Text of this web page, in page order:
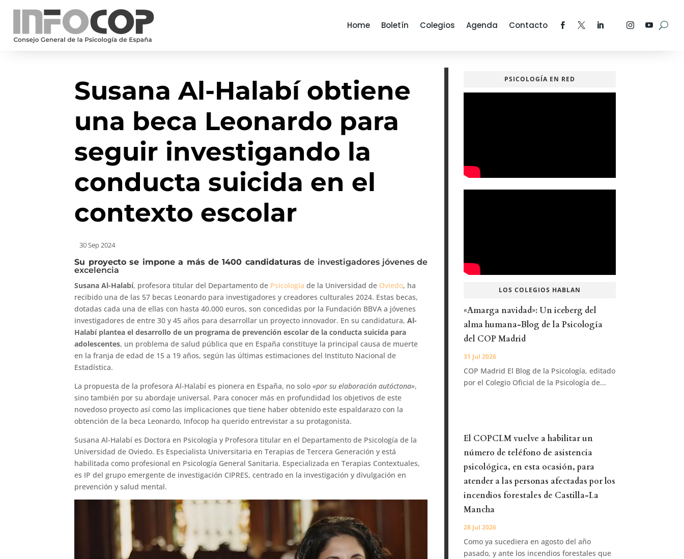
Home Boletín Colegios Agenda Contacto
Susana Al-Halabí obtiene
una beca Leonardo para
seguir investigando la
conducta suicida en el
contexto escolar
30 Sep 2024
Su proyecto se impone a más de 1400 candidaturas de investigadores jóvenes de
excelencia
Susana Al-Halabí, profesora titular del Departamento de Psicología de la Universidad de Oviedo, ha
recibido una de las 57 becas Leonardo para investigadores y creadores culturales 2024. Estas becas,
dotadas cada una de ellas con hasta 40.000 euros, son concedidas por la Fundación BBVA a jóvenes
investigadores de entre 30 y 45 años para desarrollar un proyecto innovador. En su candidatura,Al-
Halabí plantea el desarrollo de un programa de prevención escolar de la conducta suicida para
adolescentes, un problema de salud pública que en España constituye la principal causa de muerte
en la franja de edad de 15 a 19 años, según las últimas estimaciones del Instituto Nacional de
Estadística.
La propuesta de la profesora Al-Halabí es pionera en España, no solo«por su elaboración autóctona»,
sino también por su abordaje universal. Para conocer más en profundidad los objetivos de este
novedoso proyecto así como las implicaciones que tiene haber obtenido este espaldarazo con la
obtención de la beca Leonardo, Infocop ha querido entrevistar a su protagonista.
Susana Al-Halabí es Doctora en Psicología y Profesora titular en el Departamento de Psicología de la
Universidad de Oviedo. Es Especialista Universitaria en Terapias de Tercera Generación y está
habilitada como profesional en Psicología General Sanitaria. Especializada en Terapias Contextuales,
es IP del grupo emergente de investigación CIPRES, centrado en la investigación y divulgación en
prevención y salud mental.
PSICOLOGÍA EN RED
LOS COLEGIOS HABLAN
«Amarga navidad»: Un iceberg del
alma humana-Blog de la Psicología
del COP Madrid
31 Jul 2026
COP Madrid El Blog de la Psicología, editado
por el Colegio Oficial de la Psicología de...
El COPCLM vuelve a habilitar un
número de teléfono de asistencia
psicológica, en esta ocasión, para
atender a las personas afectadas por los
incendios forestales de Castilla-La
Mancha
28 Jul 2026
Como ya sucediera en agosto del año
pasado, y ante los incendios forestales que